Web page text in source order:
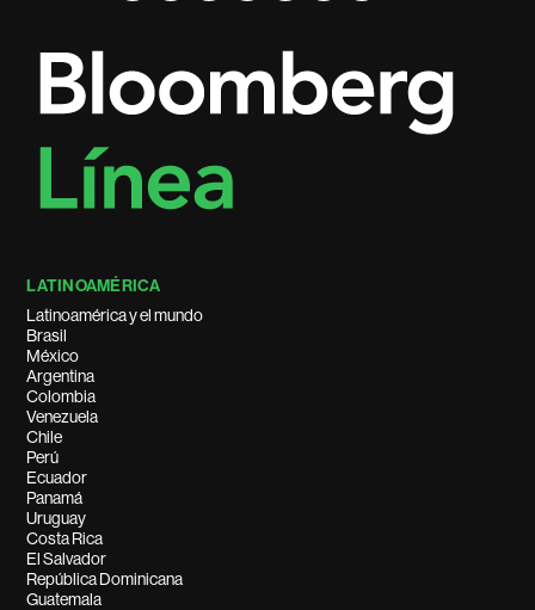
LATINOAMÉRICA
Latinoamérica y el mundo
Brasil
México
Argentina
Colombia
Venezuela
Chile
Perú
Ecuador
Panamá
Uruguay
Costa Rica
El Salvador
República Dominicana
Guatemala